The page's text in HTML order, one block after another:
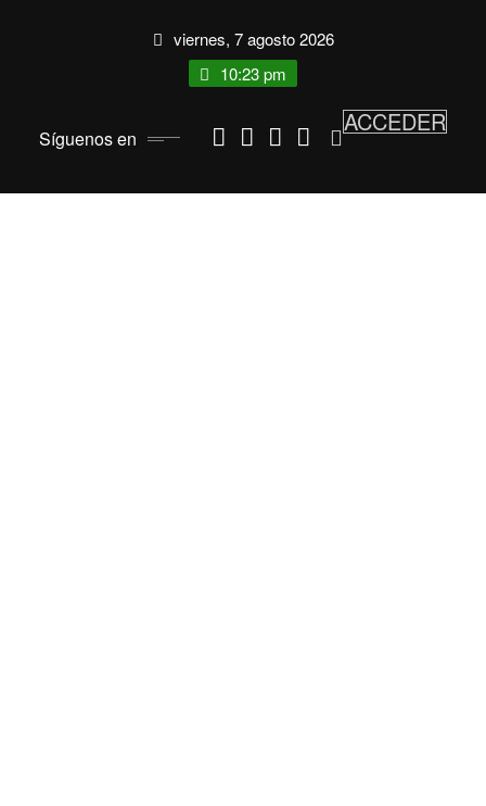
viernes, 7 agosto 2026
10:23 pm
Síguenos en
ACCEDER